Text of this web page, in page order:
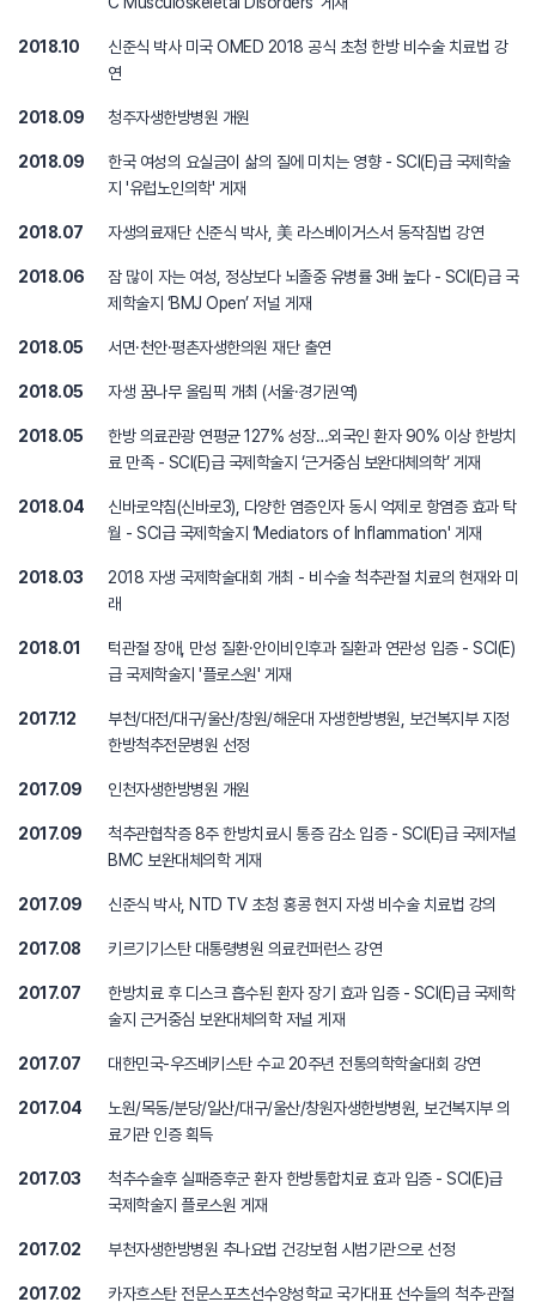
2018.10
신준식 박사 미국 OMED 2018 공식 초청 한방 비수술 치료법 강
연
2018.09 청주자생한방병원 개원
2018.09
한국 여성의 요실금이 삶의 질에 미치는 영향 - SCI(E)급 국제학술
지 '유럽노인의학' 게재
2018.07 자생의료재단 신준식 박사, 美 라스베이거스서 동작침법 강연
2018.06
잠 많이 자는 여성, 정상보다 뇌졸중 유병률 3배 높다 - SCI(E)급 국
제학술지 ‘BMJ Open’ 저널 게재
2018.05 서면·천안·평촌자생한의원 재단 출연
2018.05 자생 꿈나무 올림픽 개최 (서울·경기권역)
2018.05
한방 의료관광 연평균 127% 성장…외국인 환자 90% 이상 한방치
료 만족 - SCI(E)급 국제학술지 ‘근거중심 보완대체의학’ 게재
2018.04
신바로약침(신바로3), 다양한 염증인자 동시 억제로 항염증 효과 탁
월 - SCI급 국제학술지 ‘Mediators of Inflammation' 게재
2018.03
2018 자생 국제학술대회 개최 - 비수술 척추관절 치료의 현재와 미
래
2018.01
턱관절 장애, 만성 질환·안이비인후과 질환과 연관성 입증 - SCI(E)
급 국제학술지 '플로스원' 게재
2017.12
부천/대전/대구/울산/창원/해운대 자생한방병원, 보건복지부 지정
한방척추전문병원 선정
2017.09 인천자생한방병원 개원
2017.09
척추관협착증 8주 한방치료시 통증 감소 입증 - SCI(E)급 국제저널
BMC 보완대체의학 게재
2017.09 신준식 박사, NTD TV 초청 홍콩 현지 자생 비수술 치료법 강의
2017.08 키르기기스탄 대통령병원 의료컨퍼런스 강연
2017.07
한방치료 후 디스크 흡수된 환자 장기 효과 입증 - SCI(E)급 국제학
술지 근거중심 보완대체의학 저널 게재
2017.07 대한민국-우즈베키스탄 수교 20주년 전통의학학술대회 강연
2017.04
노원/목동/분당/일산/대구/울산/창원자생한방병원, 보건복지부 의
료기관 인증 획득
2017.03
척추수술후 실패증후군 환자 한방통합치료 효과 입증 - SCI(E)급
국제학술지 플로스원 게재
2017.02 부천자생한방병원 추나요법 건강보험 시범기관으로 선정
2017.02
카자흐스탄 전문스포츠선수양성학교 국가대표 선수들의 척추·관절